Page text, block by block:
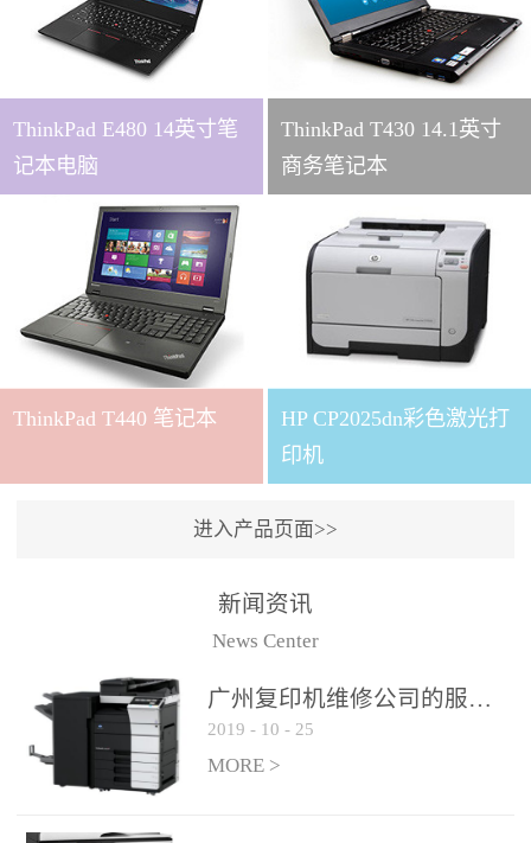
ThinkPad E480 14英寸笔
记本电脑
ThinkPad T430 14.1英寸
商务笔记本
ThinkPad T440 笔记本
HP CP2025dn彩色激光打
印机
进入产品页面>>
新闻资讯
News Center
广州复印机维修公司的服务如何?
2019 - 10 - 25
MORE >